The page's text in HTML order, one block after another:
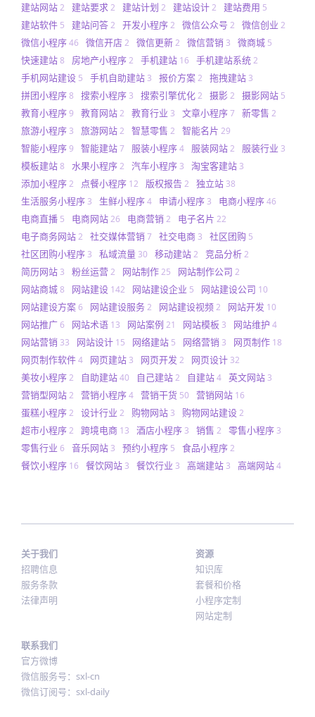
建站网站2 建站要求2 建站计划 2 建站设计2 建站费用 5
建站软件 5 建站问答2 开发小程序2 微信公众号 2 微信创业 2
微信小程序46 微信开店2 微信更新2 微信营销 3 微商城 5
快速建站8 房地产小程序2 手机建站 16 手机建站系统2
手机网站建设 5 手机自助建站 3 报价方案2 拖拽建站 3
拼团小程序8 搜索小程序 3 搜索引擎优化2 摄影2 摄影网站 5
教育小程序9 教育网站2 教育行业 3 文章小程序7 新零售 2
旅游小程序 3 旅游网站2 智慧零售 2 智能名片 29
智能小程序9 智能建站7 服装小程序4 服装网站2 服装行业 3
模板建站8 水果小程序2 汽车小程序 3 淘宝客建站 3
添加小程序2 点餐小程序 12 版权报告2 独立站 38
生活服务小程序 3 生鲜小程序4 申请小程序 3 电商小程序46
电商直播 5 电商网站26 电商营销 2 电子名片 22
电子商务网站2 社交媒体营销 7 社交电商 3 社区团购 5
社区团购小程序 3 私域流量 30 移动建站2 竞品分析2
简历网站 3 粉丝运营2 网站制作25 网站制作公司 2
网站商城8 网站建设 142 网站建设企业 5 网站建设公司 10
网站建设方案6 网站建设服务2 网站建设视频2 网站开发 10
网站推广6 网站术语 13 网站案例 21 网站模板 3 网站维护 4
网站营销 33 网站设计 15 网络建站 5 网络营销 3 网页制作 18
网页制作软件4 网页建站 3 网页开发 2 网页设计 32
美妆小程序2 自助建站40 自己建站2 自建站4 英文网站 3
营销型网站2 营销小程序4 营销干货 50 营销网站 16
蛋糕小程序2 设计行业 2 购物网站 3 购物网站建设2
超市小程序2 跨境电商 13 酒店小程序 3 销售 2 零售小程序 3
零售行业 6 音乐网站 3 预约小程序 5 食品小程序2
餐饮小程序 16 餐饮网站 3 餐饮行业 3 高端建站 3 高端网站4
关于我们
招聘信息
服务条款
法律声明
资源
知识库
套餐和价格
小程序定制
网站定制
联系我们
官方微博
微信服务号：sxl-cn
微信订阅号：sxl-daily